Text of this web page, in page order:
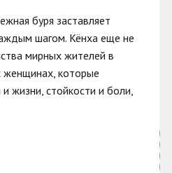
буря заставляет
шагом. Кёнха еще не
мирных жителей в
женщинах, которые
жизни, стойкости и боли,